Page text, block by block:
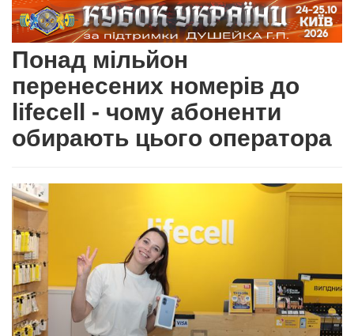
Понад мільйон
перенесених номерів до
lifecell - чому абоненти
обирають цього оператора